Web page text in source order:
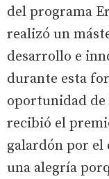
del programa
realizó un
desarrollo e
durante esta
oportunidad de
recibió el
galardón por el
una alegría